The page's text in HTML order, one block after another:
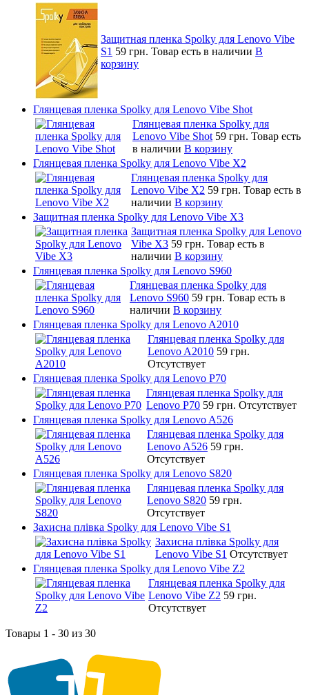
Защитная пленка Spolky для Lenovo Vibe
S1 59 грн. Товар есть в наличии В
корзину
Глянцевая пленка Spolky для Lenovo Vibe Shot
Глянцевая пленка Spolky для
Lenovo Vibe Shot 59 грн. Товар есть
в наличии В корзину
Глянцевая пленка Spolky для Lenovo Vibe X2
Глянцевая пленка Spolky для
Lenovo Vibe X2 59 грн. Товар есть в
наличии В корзину
Защитная пленка Spolky для Lenovo Vibe X3
Защитная пленка Spolky для Lenovo
Vibe X3 59 грн. Товар есть в
наличии В корзину
Глянцевая пленка Spolky для Lenovo S960
Глянцевая пленка Spolky для
Lenovo S960 59 грн. Товар есть в
наличии В корзину
Глянцевая пленка Spolky для Lenovo A2010
Глянцевая пленка Spolky для
Lenovo A2010 59 грн.
Отсутствует
Глянцевая пленка Spolky для Lenovo P70
Глянцевая пленка Spolky для
Lenovo P70 59 грн. Отсутствует
Глянцевая пленка Spolky для Lenovo A526
Глянцевая пленка Spolky для
Lenovo A526 59 грн.
Отсутствует
Глянцевая пленка Spolky для Lenovo S820
Глянцевая пленка Spolky для
Lenovo S820 59 грн.
Отсутствует
Захисна плівка Spolky для Lenovo Vibe S1
Захисна плівка Spolky для
Lenovo Vibe S1 Отсутствует
Глянцевая пленка Spolky для Lenovo Vibe Z2
Глянцевая пленка Spolky для
Lenovo Vibe Z2 59 грн.
Отсутствует
Товары 1 - 30 из 30